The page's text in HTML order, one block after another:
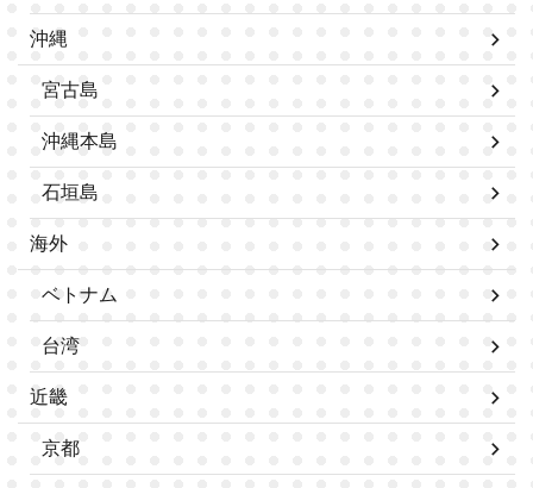
沖縄
宮古島
沖縄本島
石垣島
海外
ベトナム
台湾
近畿
京都